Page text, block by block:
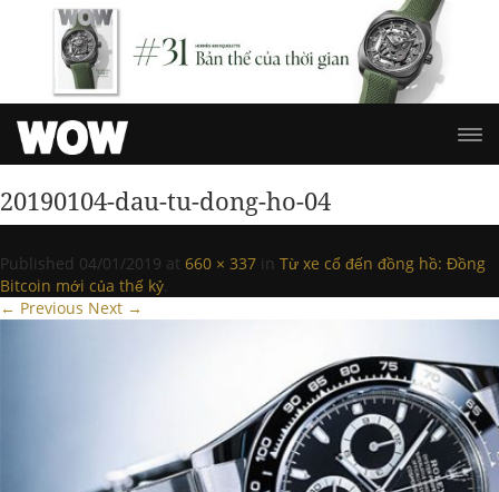
20190104-dau-tu-dong-ho-04
Published 04/01/2019 at 660 × 337 in Từ xe cổ đến đồng hồ: Đồng
Bitcoin mới của thế kỷ.
← Previous Next →